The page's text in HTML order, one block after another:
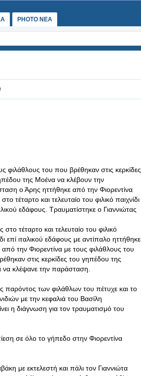
PHOTO NEA
φιλάθλους του που βρέθηκαν στις κερκίδες
της Μοένα να κλέβουν την
ο Άρης ηττήθηκε από την Φιορεντίνα
τέταρτο και τελευταίο του φιλικό παιχνίδι
εδάφους. Τραυματίστηκε ο Γιαννιώτας
τέταρτο και τελευταίο του φιλικό
επί ιταλικού εδάφους με αντίπαλο ηττήθηκε
την Φιορεντίνα με τους φιλάθλους του
στις κερκίδες του γηπέδου της
να κλέψανε την παράσταση.
παρόντος των φιλάθλων του πέτυχε και το
με την κεφαλιά του Βασίλη
η διάγνωση για τον τραυματισμό του
σε όλο το γήπεδο στην Φιορεντίνα
με εκτελεστή και πάλι τον Γιαννιώτα